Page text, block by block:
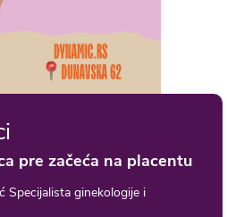
pre začeća na placentu
Specijalista ginekologije i